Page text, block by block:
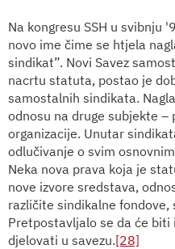
Na kongresu SSH u svibnju
novo ime čime se htjela
sindikat”. Novi Savez
nacrtu statuta, postao je
samostalnih sindikata.
odnosu na druge subjekte
organizacije. Unutar
odlučivanje o svim
Neka nova prava koja je
nove izvore sredstava,
različite sindikalne fondove,
Pretpostavljalo se da će
djelovati u savezu.[28]